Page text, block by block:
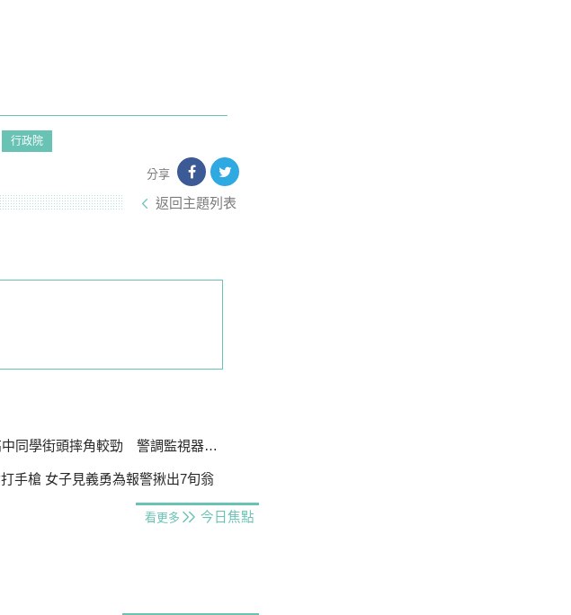
行政院
分享
返回主題列表
街頭摔角較勁 警調監視器還原真相
手槍 女子見義勇為報警揪出7旬翁
看更多 今日焦點